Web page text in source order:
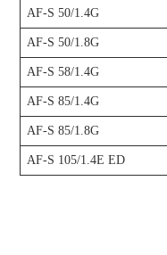
AF-S 50/1.4G
AF-S 50/1.8G
AF-S 58/1.4G
AF-S 85/1.4G
AF-S 85/1.8G
AF-S 105/1.4E ED